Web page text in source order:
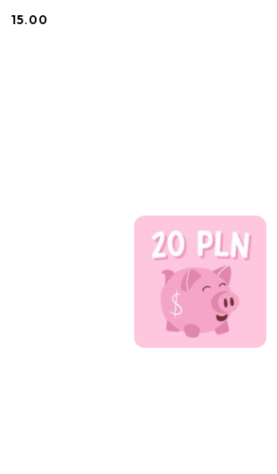
Cena:
15.00